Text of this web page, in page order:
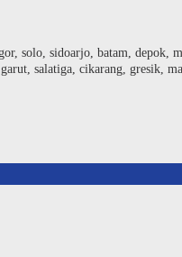
solo, sidoarjo, batam, depok,
salatiga, cikarang, gresik,